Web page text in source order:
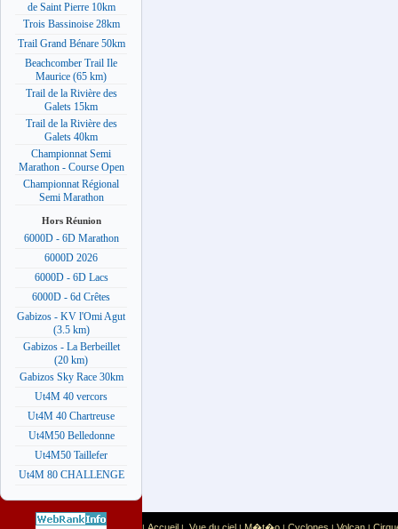
de Saint Pierre 10km
Trois Bassinoise 28km
Trail Grand Bénare 50km
Beachcomber Trail Ile
Maurice (65 km)
Trail de la Rivière des
Galets 15km
Trail de la Rivière des
Galets 40km
Championnat Semi
Marathon - Course Open
Championnat Régional
Semi Marathon
Hors Réunion
6000D - 6D Marathon
6000D 2026
6000D - 6D Lacs
6000D - 6d Crêtes
Gabizos - KV l'Omi Agut
(3.5 km)
Gabizos - La Berbeillet
(20 km)
Gabizos Sky Race 30km
Ut4M 40 vercors
Ut4M 40 Chartreuse
Ut4M50 Belledonne
Ut4M50 Taillefer
Ut4M 80 CHALLENGE